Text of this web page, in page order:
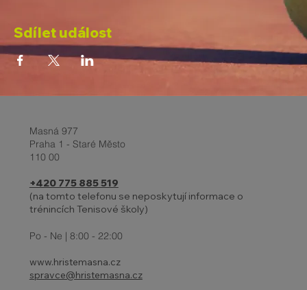
Sdílet událost
Masná 977
Praha 1 - Staré Město
110 00
+420 775 885 519
(na tomto telefonu se neposkytují informace o
trénincích Tenisové školy)
Po - Ne | 8:00 - 22:00
www.hristemasna.cz
spravce@hristemasna.cz